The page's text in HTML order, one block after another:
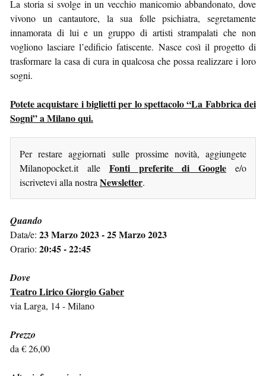
La storia si svolge in un vecchio manicomio abbandonato, dove
vivono un cantautore, la sua folle psichiatra, segretamente
innamorata di lui e un gruppo di artisti strampalati che non
vogliono lasciare l’edificio fatiscente. Nasce così il progetto di
trasformare la casa di cura in qualcosa che possa realizzare i loro
sogni.
Potete acquistare i biglietti per lo spettacolo “La Fabbrica dei
Sogni” a Milano qui.
Per restare aggiornati sulle prossime novità, aggiungete
Milanopocket.it alle Fonti preferite di Google e/o
iscrivetevi alla nostra Newsletter.
Quando
Data/e: 23 Marzo 2023 - 25 Marzo 2023
Orario: 20:45 - 22:45
Dove
Teatro Lirico Giorgio Gaber
via Larga, 14 - Milano
Prezzo
da € 26,00